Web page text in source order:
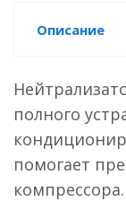
Описание
полного
помогает